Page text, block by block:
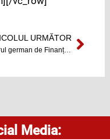
URMĂTOR
Ministrul german de Finanțe al landului Hessa găsit mort. S-a sinucis.Next
Media: